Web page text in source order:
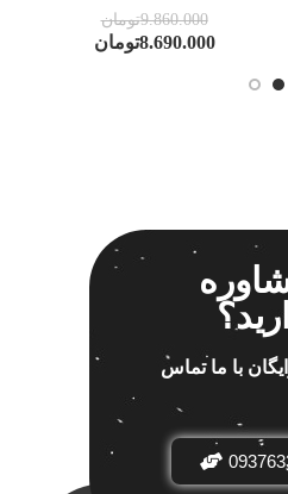
9.860.000تومان
8.690.000تومان
با ما تماس